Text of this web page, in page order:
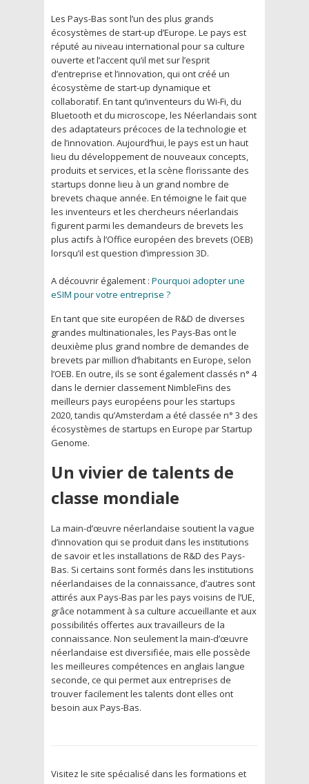
Les Pays-Bas sont l’un des plus grands
écosystèmes de start-up d’Europe. Le pays est
réputé au niveau international pour sa culture
ouverte et l’accent qu’il met sur l’esprit
d’entreprise et l’innovation, qui ont créé un
écosystème de start-up dynamique et
collaboratif. En tant qu’inventeurs du Wi-Fi, du
Bluetooth et du microscope, les Néerlandais sont
des adaptateurs précoces de la technologie et
de l’innovation. Aujourd’hui, le pays est un haut
lieu du développement de nouveaux concepts,
produits et services, et la scène florissante des
startups donne lieu à un grand nombre de
brevets chaque année. En témoigne le fait que
les inventeurs et les chercheurs néerlandais
figurent parmi les demandeurs de brevets les
plus actifs à l’Office européen des brevets (OEB)
lorsqu’il est question d’impression 3D.
A découvrir également : Pourquoi adopter une
eSIM pour votre entreprise ?
En tant que site européen de R&D de diverses
grandes multinationales, les Pays-Bas ont le
deuxième plus grand nombre de demandes de
brevets par million d’habitants en Europe, selon
l’OEB. En outre, ils se sont également classés n° 4
dans le dernier classement NimbleFins des
meilleurs pays européens pour les startups
2020, tandis qu’Amsterdam a été classée n° 3 des
écosystèmes de startups en Europe par Startup
Genome.
Un vivier de talents de
classe mondiale
La main-d’œuvre néerlandaise soutient la vague
d’innovation qui se produit dans les institutions
de savoir et les installations de R&D des Pays-
Bas. Si certains sont formés dans les institutions
néerlandaises de la connaissance, d’autres sont
attirés aux Pays-Bas par les pays voisins de l’UE,
grâce notamment à sa culture accueillante et aux
possibilités offertes aux travailleurs de la
connaissance. Non seulement la main-d’œuvre
néerlandaise est diversifiée, mais elle possède
les meilleures compétences en anglais langue
seconde, ce qui permet aux entreprises de
trouver facilement les talents dont elles ont
besoin aux Pays-Bas.
Visitez le site spécialisé dans les formations et